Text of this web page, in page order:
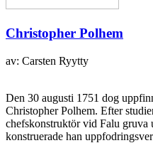
Christopher Polhem
av: Carsten Ryytty
Den 30 augusti 1751 dog
Christopher Polhem. Efter
chefskonstruktör vid Falu gruva
konstruerade han